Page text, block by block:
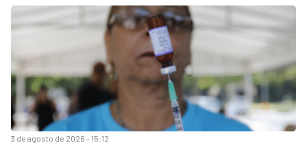
3 de agosto de 2026 - 15:12